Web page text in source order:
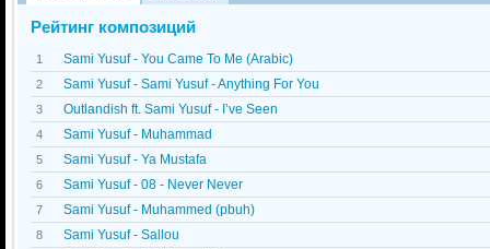
Рейтинг композиций
1 Sami Yusuf - You Came To Me (Arabic)
2 Sami Yusuf - Sami Yusuf - Anything For You
3 Outlandish ft. Sami Yusuf - I’ve Seen
4 Sami Yusuf - Muhammad
5 Sami Yusuf - Ya Mustafa
6 Sami Yusuf - 08 - Never Never
7 Sami Yusuf - Muhammed (pbuh)
8 Sami Yusuf - Sallou